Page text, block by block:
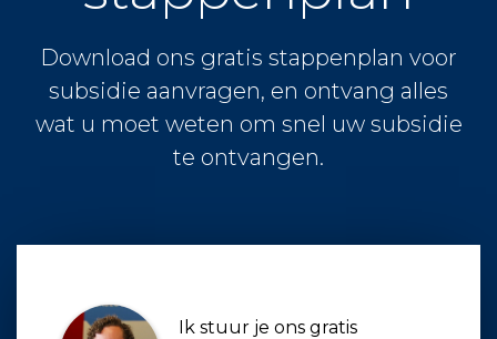
Download ons gratis stappenplan voor
subsidie aanvragen, en ontvang alles
wat u moet weten om snel uw subsidie
te ontvangen.
Ik stuur je ons gratis